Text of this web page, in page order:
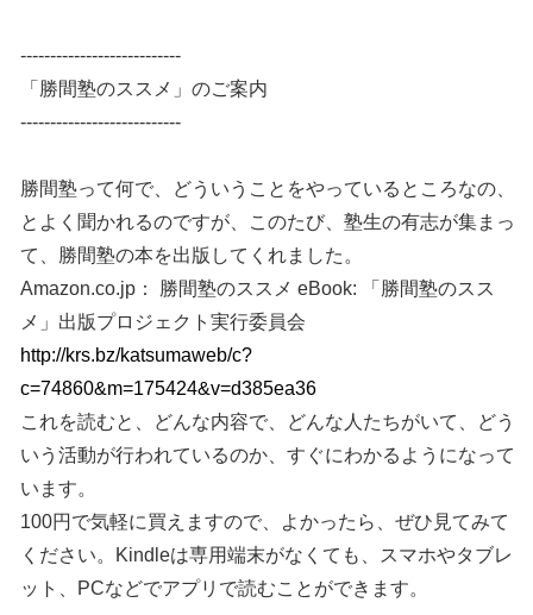
---------------------------
「勝間塾のススメ」のご案内
---------------------------
勝間塾って何で、どういうことをやっているところなの、
とよく聞かれるのですが、このたび、塾生の有志が集まっ
て、勝間塾の本を出版してくれました。
Amazon.co.jp： 勝間塾のススメ eBook: 「勝間塾のスス
メ」出版プロジェクト実行委員会
http://krs.bz/katsumaweb/c?
c=74860&m=175424&v=d385ea36
これを読むと、どんな内容で、どんな人たちがいて、どう
いう活動が行われているのか、すぐにわかるようになって
います。
100円で気軽に買えますので、よかったら、ぜひ見てみて
ください。Kindleは専用端末がなくても、スマホやタブレ
ット、PCなどでアプリで読むことができます。